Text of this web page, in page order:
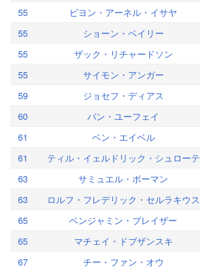
55
ビヨン・アーネル・イサヤ
55
ショーン・ベイリー
55
ザック・リチャードソン
55
サイモン・アンガー
59
ジョセフ・ディアス
60
パン・ユーフェイ
61
ベン・エイベル
61
ティル・イェルドリック・シュローテ
63
サミュエル・ボーマン
63
ロルフ・フレデリック・セルラキウス
65
ベンジャミン・ブレイザー
65
マチェイ・ドブザンスキ
67
チー・ファン・オウ